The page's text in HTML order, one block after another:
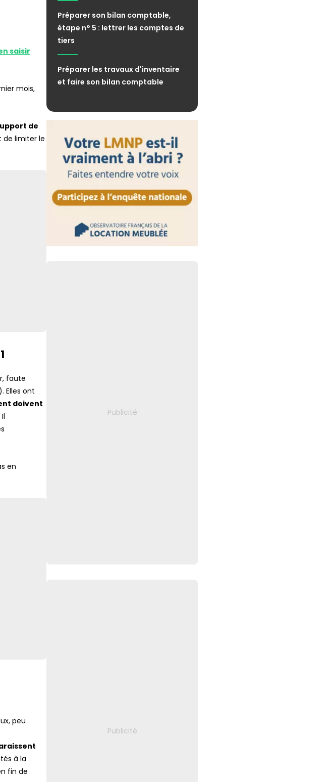
saisir
mois,
de
de limiter le
faute
Elles ont
doivent
en
peu
à la
fin de
Retour de pêche : des obligations
déclaratives à respecter
FLASH 30 juillet 2026
Facturation électronique : les plateformes
Préparer son bilan comptable,
étape n° 5 : lettrer les comptes de
tiers
Préparer les travaux d'inventaire
et faire son bilan comptable